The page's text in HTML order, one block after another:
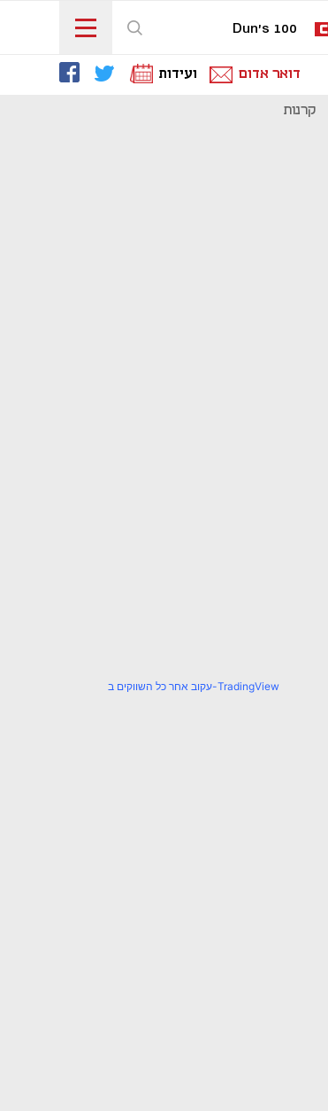
Dun's 100
דואר אדום ועידות
קרנות
עקוב אחר כל השווקים ב-TradingView